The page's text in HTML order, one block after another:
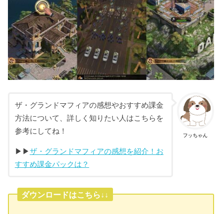
フッちゃん
ザ・グランドマフィアの感想やおすすめ課金
方法について、詳しく知りたい人はこちらを
参考にしてね！
▶︎▶︎ザ・グランドマフィアの感想を紹介！お
すすめ課金パックは？
ダウンロードはこちら↓↓